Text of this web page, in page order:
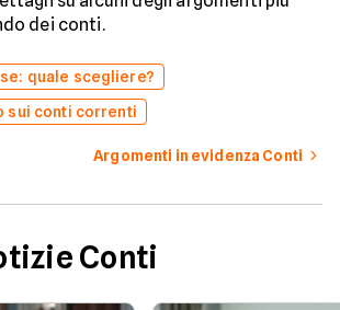
dei conti.
quale scegliere?
sui conti correnti
Argomenti in evidenza Conti
Conti